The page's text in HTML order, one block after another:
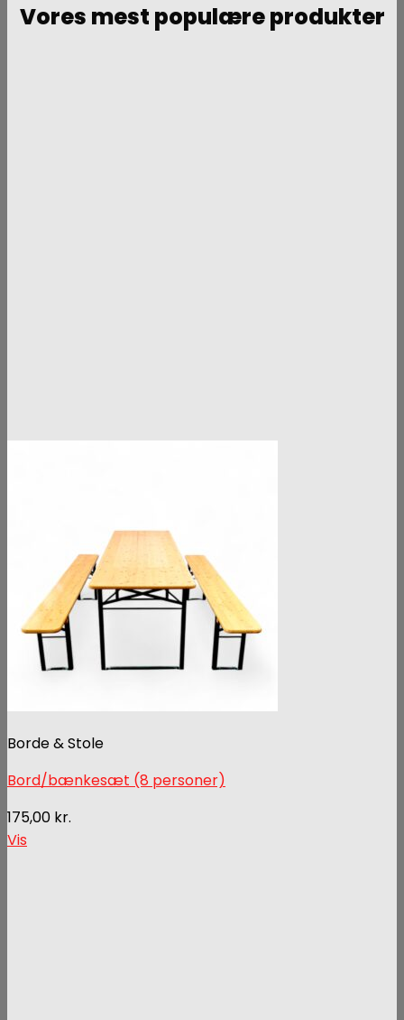
Vores mest populære produkter
Borde & Stole
Bord/bænkesæt (8 personer)
175,00 kr.
Vis